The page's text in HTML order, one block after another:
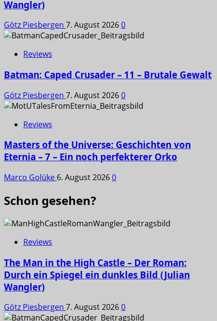
Wangler)
Götz Piesbergen 7. August 20260
Reviews
Batman: Caped Crusader – 11 – Brutale Gewalt
Götz Piesbergen 7. August 20260
Reviews
Masters of the Universe: Geschichten von
Eternia – 7 – Ein noch perfekterer Orko
Marco Golüke 6. August 20260
Schon gesehen?
Reviews
The Man in the High Castle – Der Roman:
Durch ein Spiegel ein dunkles Bild (Julian
Wangler)
Götz Piesbergen 7. August 20260